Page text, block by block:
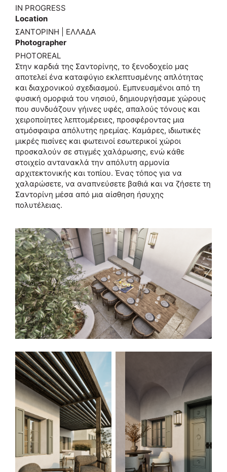
IN PROGRESS
Location
ΣΑΝΤΟΡΙΝΗ | ΕΛΛΑΔΑ
Photographer
PHOTOREAL
Στην καρδιά της Σαντορίνης, το ξενοδοχείο μας
αποτελεί ένα καταφύγιο εκλεπτυσμένης απλότητας
και διαχρονικού σχεδιασμού. Εμπνευσμένοι από τη
φυσική ομορφιά του νησιού, δημιουργήσαμε χώρους
που συνδυάζουν γήινες υφές, απαλούς τόνους και
χειροποίητες λεπτομέρειες, προσφέροντας μια
ατμόσφαιρα απόλυτης ηρεμίας. Καμάρες, ιδιωτικές
μικρές πισίνες και φωτεινοί εσωτερικοί χώροι
προσκαλούν σε στιγμές χαλάρωσης, ενώ κάθε
στοιχείο αντανακλά την απόλυτη αρμονία
αρχιτεκτονικής και τοπίου. Ένας τόπος για να
χαλαρώσετε, να αναπνεύσετε βαθιά και να ζήσετε τη
Σαντορίνη μέσα από μια αίσθηση ήσυχης
πολυτέλειας.